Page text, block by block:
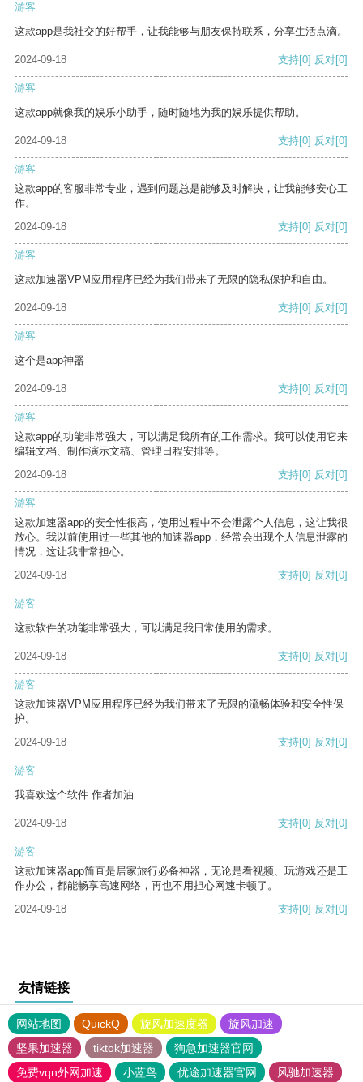
游客
这款app是我社交的好帮手，让我能够与朋友保持联系，分享生活点滴。
2024-09-18 支持[0] 反对[0]
游客
这款app就像我的娱乐小助手，随时随地为我的娱乐提供帮助。
2024-09-18 支持[0] 反对[0]
游客
这款app的客服非常专业，遇到问题总是能够及时解决，让我能够安心工
作。
2024-09-18
支持[0] 反对[0]
游客
这款加速器VPM应用程序已经为我们带来了无限的隐私保护和自由。
2024-09-18 支持[0] 反对[0]
游客
这个是app神器
2024-09-18 支持[0] 反对[0]
游客
这款app的功能非常强大，可以满足我所有的工作需求。我可以使用它来
编辑文档、制作演示文稿、管理日程安排等。
2024-09-18
支持[0] 反对[0]
游客
这款加速器app的安全性很高，使用过程中不会泄露个人信息，这让我很
放心。我以前使用过一些其他的加速器app，经常会出现个人信息泄露的
情况，这让我非常担心。
2024-09-18
支持[0] 反对[0]
游客
这款软件的功能非常强大，可以满足我日常使用的需求。
2024-09-18 支持[0] 反对[0]
游客
这款加速器VPM应用程序已经为我们带来了无限的流畅体验和安全性保
护。
2024-09-18
支持[0] 反对[0]
游客
我喜欢这个软件 作者加油
2024-09-18 支持[0] 反对[0]
游客
这款加速器app简直是居家旅行必备神器，无论是看视频、玩游戏还是工
作办公，都能畅享高速网络，再也不用担心网速卡顿了。
2024-09-18
支持[0] 反对[0]
友情链接
网站地图 QuickQ 旋风加速度器
旋风加速
坚果加速器
tiktok加速器
狗急加速器官网
免费vqn外网加速
小蓝鸟 优途加速器官网 风驰加速器